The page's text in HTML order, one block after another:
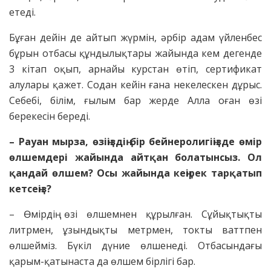
етеді.
Бұған дейін де айтып жүрмін, әрбір адам үйленбес
бұрын отбасы құндылықтары жайында кем дегенде
3 кітап оқып, арнайы курстан өтіп, сертификат
алулары қажет. Содан кейін ғана некелескен дұрыс.
Себебі, білім, ғылым бар жерде Алла оған өзі
берекесін береді.
– Рауан мырза, өзіңіздің бір бейнеролигіңізде өмір
өлшемдері жайында айтқан болатынсыз. Ол
қандай өлшем? Осы жайында кеңірек тарқатып
кетсеңіз?
– Өмірдің өзі өлшемнен құрылған. Сұйықтықты
литрмен, ұзындықты метрмен, токты ваттпен
өлшейміз. Бүкіл дүние өлшенеді. Отбасындағы
қарым-қатынаста да өлшем бірлігі бар.